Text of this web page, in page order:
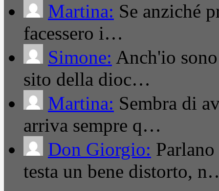
Martina: Se anziché
facessero i…
Simone: Anch'io
sito della dioc…
Martina: Sembra di
arriva sempre q…
Don Giorgio:
testa un bene distorto,